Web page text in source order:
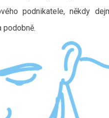
podnikatele, někdy
podobně.